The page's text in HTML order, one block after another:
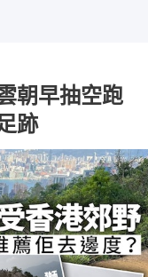
朝早抽空跑
跡